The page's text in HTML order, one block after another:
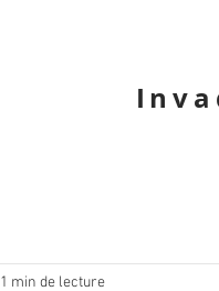
1 min de lecture